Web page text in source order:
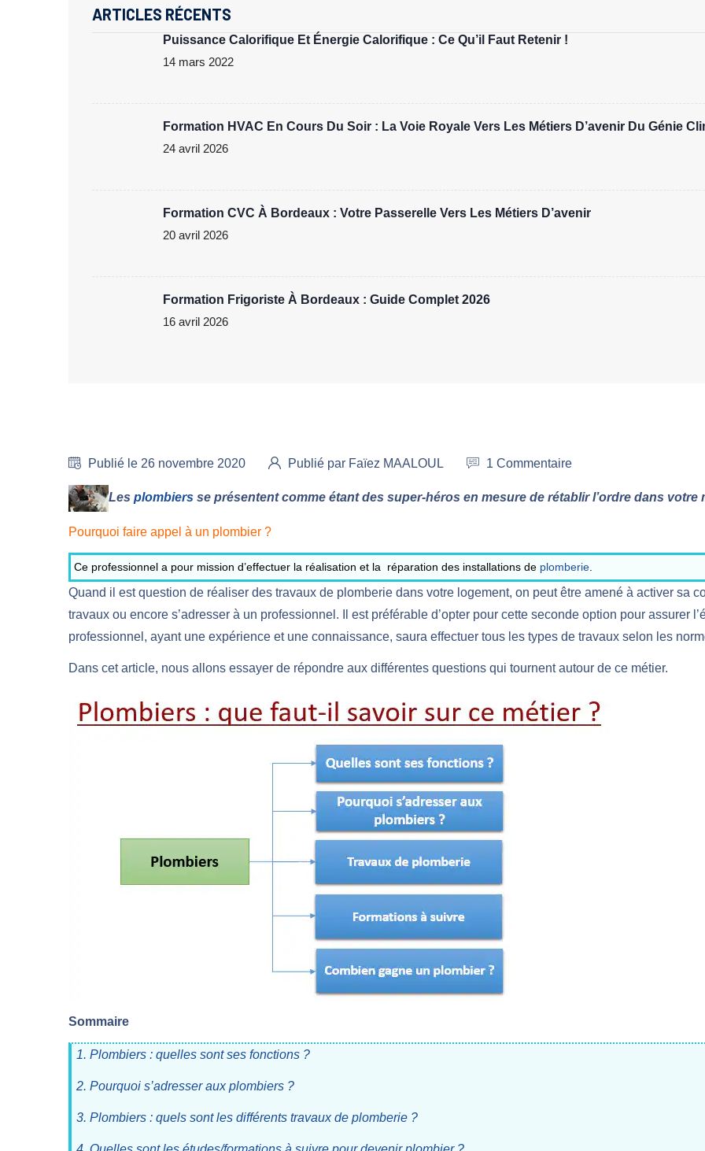
ARTICLES RÉCENTS
Puissance Calorifique Et Énergie Calorifique : Ce Qu’il Faut Retenir !
14 mars 2022
Formation HVAC En Cours Du Soir : La Voie Royale Vers Les Métiers D’avenir Du Génie
24 avril 2026
Formation CVC À Bordeaux : Votre Passerelle Vers Les Métiers D’avenir
20 avril 2026
Formation Frigoriste À Bordeaux : Guide Complet 2026
16 avril 2026
Publié le 26 novembre 2020 Publié par Faïez MAALOUL 1 Commentaire
Les plombiers se présentent comme étant des super-héros en mesure de rétablir l’ordre dans votre
Pourquoi faire appel à un plombier ?
Ce professionnel a pour mission d’effectuer la réalisation et la réparation des installations de plomberie
Quand il est question de réaliser des travaux de plomberie dans votre logement, on peut être amené à activer sa
travaux ou encore s’adresser à un professionnel. Il est préférable d’opter pour cette seconde option pour assurer
professionnel, ayant une expérience et une connaissance, saura effectuer tous les types de travaux selon les
Dans cet article, nous allons essayer de répondre aux différentes questions qui tournent autour de ce métier.
Sommaire
1. Plombiers : quelles sont ses fonctions ?
2. Pourquoi s’adresser aux plombiers ?
3. Plombiers : quels sont les différents travaux de plomberie ?